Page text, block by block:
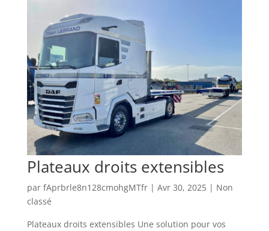
Plateaux droits extensibles
par fAprbrle8n128cmohgMTfr| Avr 30, 2025| Non
classé
Plateaux droits extensibles Une solution pour vos